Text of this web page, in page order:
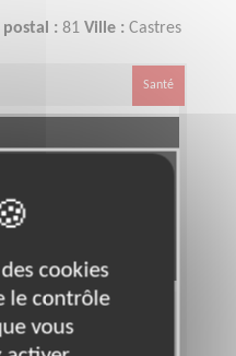
postal : 81 Ville : Castres
Santé
personnes
cookies
le contrôle
vous